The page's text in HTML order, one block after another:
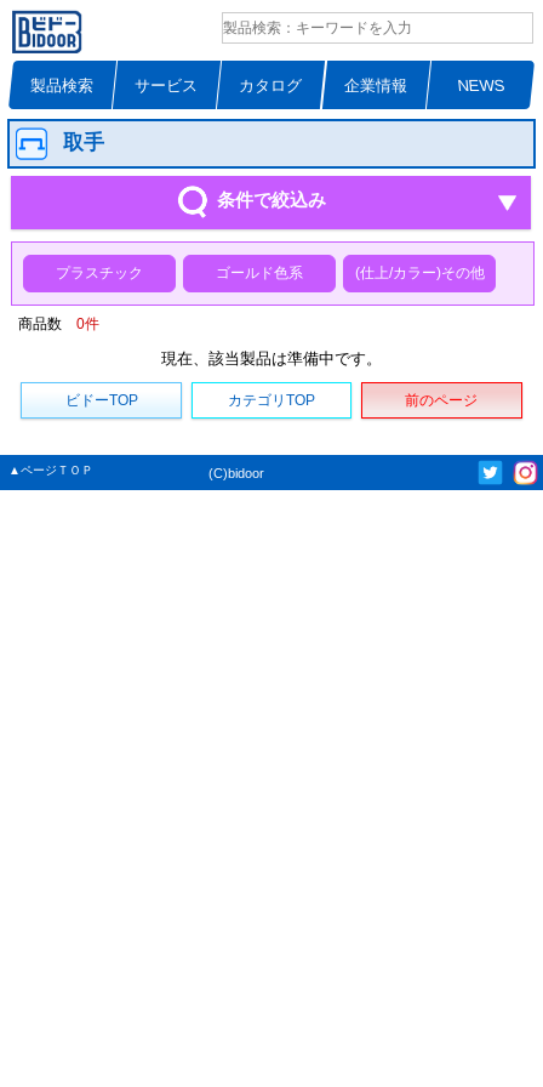
製品検索 サービス カタログ 企業情報 NEWS
取手
条件で絞込み
プラスチック ゴールド色系 (仕上/カラー)その他
商品数 0件
現在、該当製品は準備中です。
ビドーTOP カテゴリTOP 前のページ
▲ページＴＯＰ (C)bidoor